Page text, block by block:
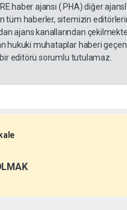
haber ajansı ( PHA) diğer
tüm haberler, sitemizin
ajans kanallarından
hukuki muhataplar haberi
editörü sorumlu tutulamaz.